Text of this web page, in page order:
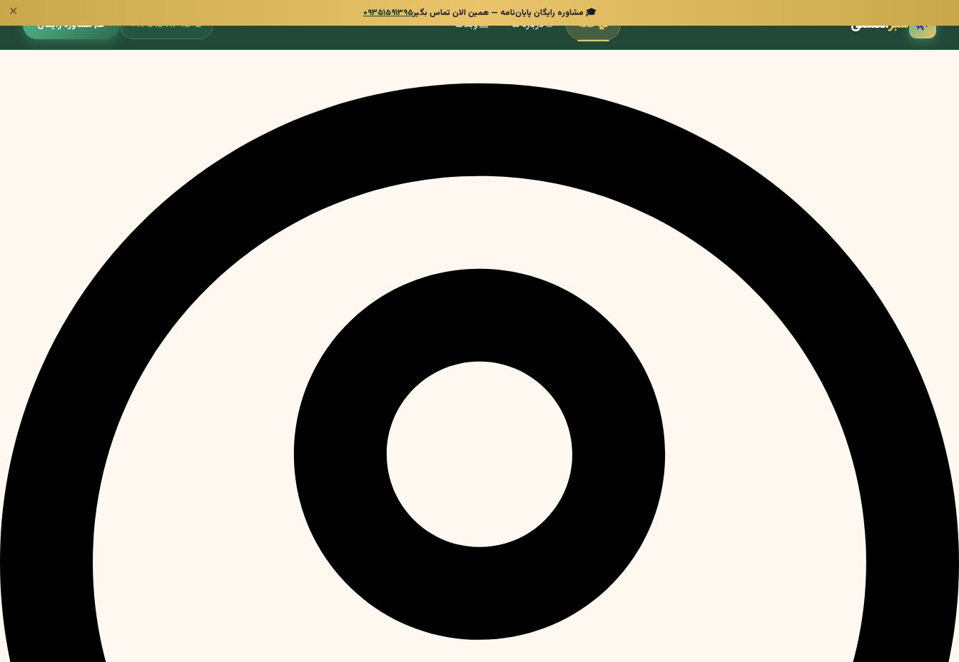
🎓 مشاوره رایگان پایان‌نامه — همین الان تماس بگیر۰۹۳۵۱۵۹۱۳۹۵ ✕
🌿 سبزانگشتی 🏠خانه 👋درباره ما 📰وبلاگ 📞۰۹۳۵۱۵۹۱۳۹۵ 🎓 مشاوره رایگان